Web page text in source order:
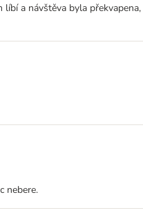
a návštěva byla
nebere.